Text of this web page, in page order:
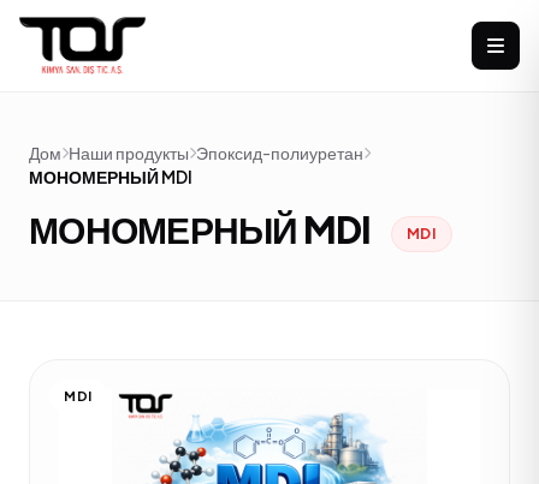
Дом Наши продукты Эпоксид-полиуретан
МОНОМЕРНЫЙ MDI
МОНОМЕРНЫЙ MDI MDI
MDI